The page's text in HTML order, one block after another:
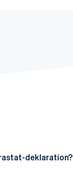
deklaration?